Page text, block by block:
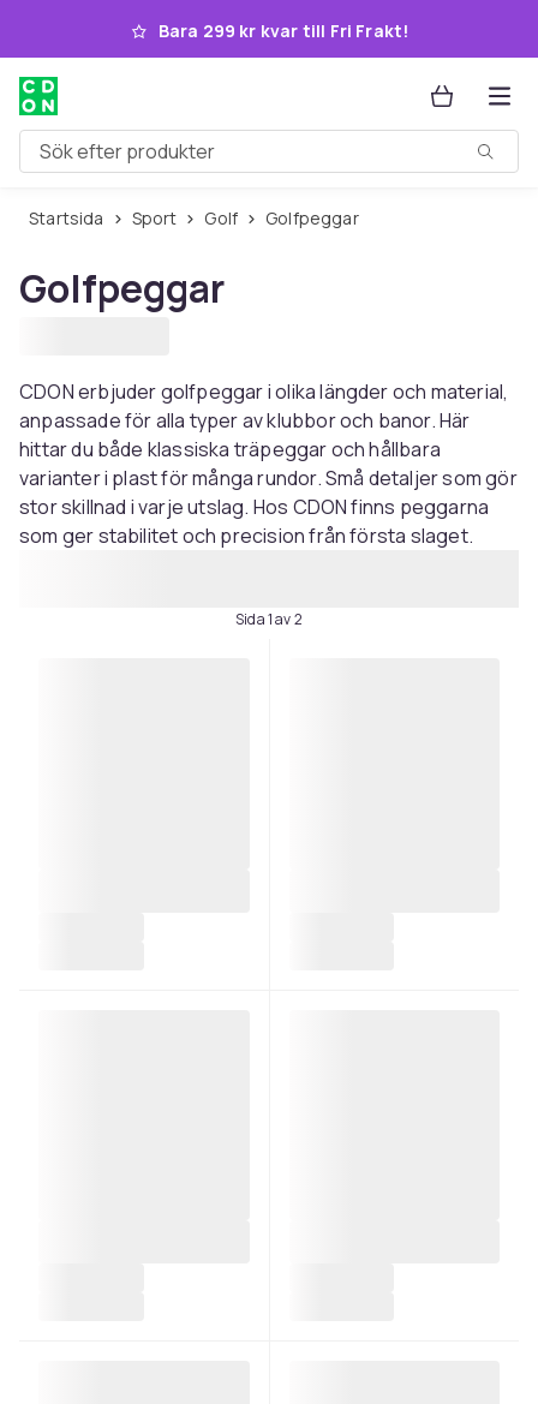
Hoppa till huvudinnehållet
Bara 299 kr kvar till Fri Frakt!
Sök efter produkter
Startsida Sport Golf Golfpeggar
Golfpeggar
CDON erbjuder golfpeggar i olika längder och material,
anpassade för alla typer av klubbor och banor. Här
hittar du både klassiska träpeggar och hållbara
varianter i plast för många rundor. Små detaljer som gör
stor skillnad i varje utslag. Hos CDON finns peggarna
som ger stabilitet och precision från första slaget.
Sida 1 av 2